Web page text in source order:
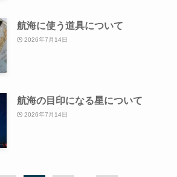
航海に使う道具について
2026年7月14日
航海の目印になる星について
2026年7月14日